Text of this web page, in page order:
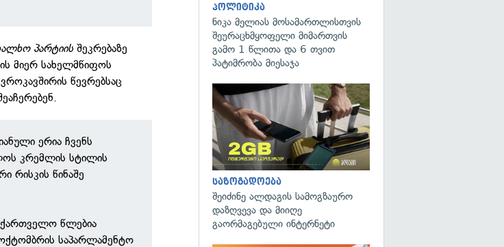
პარტიისშეკრებაზე
მიერ სახელმწიფოს
წევრებსაც
ერია ჩვენს
კრემლის სტილის
რისკის წინაშე
წლებია
საპარლამენტო
პოლიტიკა
ნიკა მელიას მოსამართლისთვის
შეურაცხმყოფელი მიმართვის
გამო 1 წლითა და 6 თვით
პატიმრობა მიესაჯა
საზოგადოება
შეიძინე ალდაგის სამოგზაურო
დაზღვევა და მიიღე
გაორმაგებული ინტერნეტი